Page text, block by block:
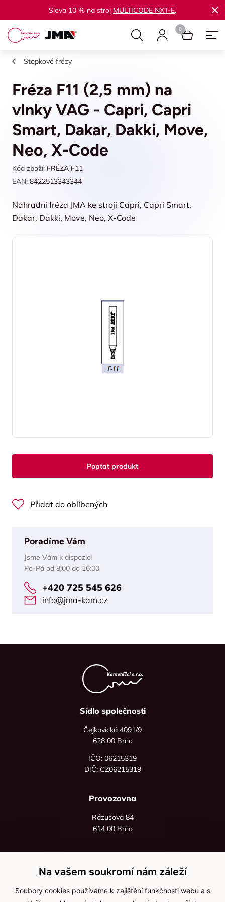
Sleva 10 % na stroj MULTICODE NXT-E.
Stopkové frézy
Fréza F11 (2,5 mm) na
vlnky VAG - Capri, Capri
Smart, Dakar, Dakki, Move,
Neo, X-Code
Kód zboží: FRÉZA F11
EAN: 8422513343344
Náhradní fréza JMA ke stroji Capri, Capri Smart,
Dakar, Dakki, Move, Neo, X-Code
Poptat produkt
Přidat do oblíbených
Poradíme Vám
Jsme Vám k dispozici
Po-Pá od 8:00 do 16:00
+420 725 545 626
info@jma-kam.cz
Sídlo společnosti
Čejkovická 4091/9
628 00 Brno
IČO: 06215319
DIČ: CZ06215319
Provozovna
Rázusova 84
614 00 Brno
+420 736 535 066
Po - pá: 8:00 - 16:00
Na vašem soukromí nám záleží
Soubory cookies používáme k zajištění funkčnosti webu a s